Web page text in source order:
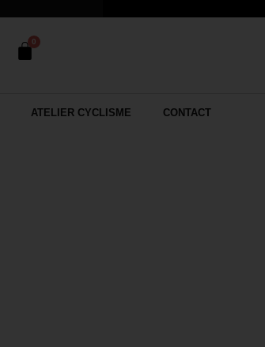
ATELIER CYCLISME CONTACT